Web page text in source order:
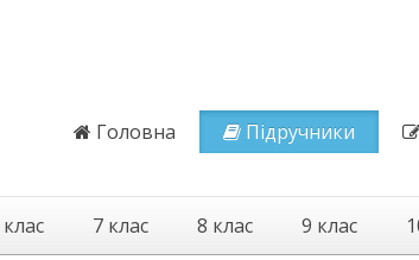
Головна Підручники
7 клас 8 клас 9 клас